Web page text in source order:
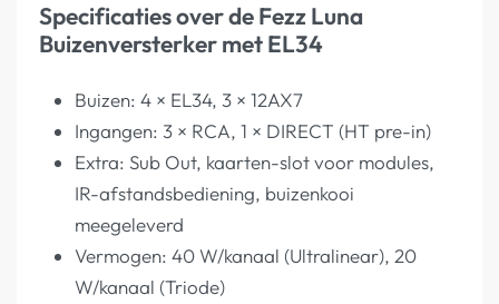
Specificaties over de Fezz Luna
Buizenversterker met EL34
Buizen: 4 × EL34, 3 × 12AX7
Ingangen: 3 × RCA, 1 × DIRECT (HT pre-in)
Extra: Sub Out, kaarten-slot voor modules,
IR-afstandsbediening, buizenkooi
meegeleverd
Vermogen: 40 W/kanaal (Ultralinear), 20
W/kanaal (Triode)